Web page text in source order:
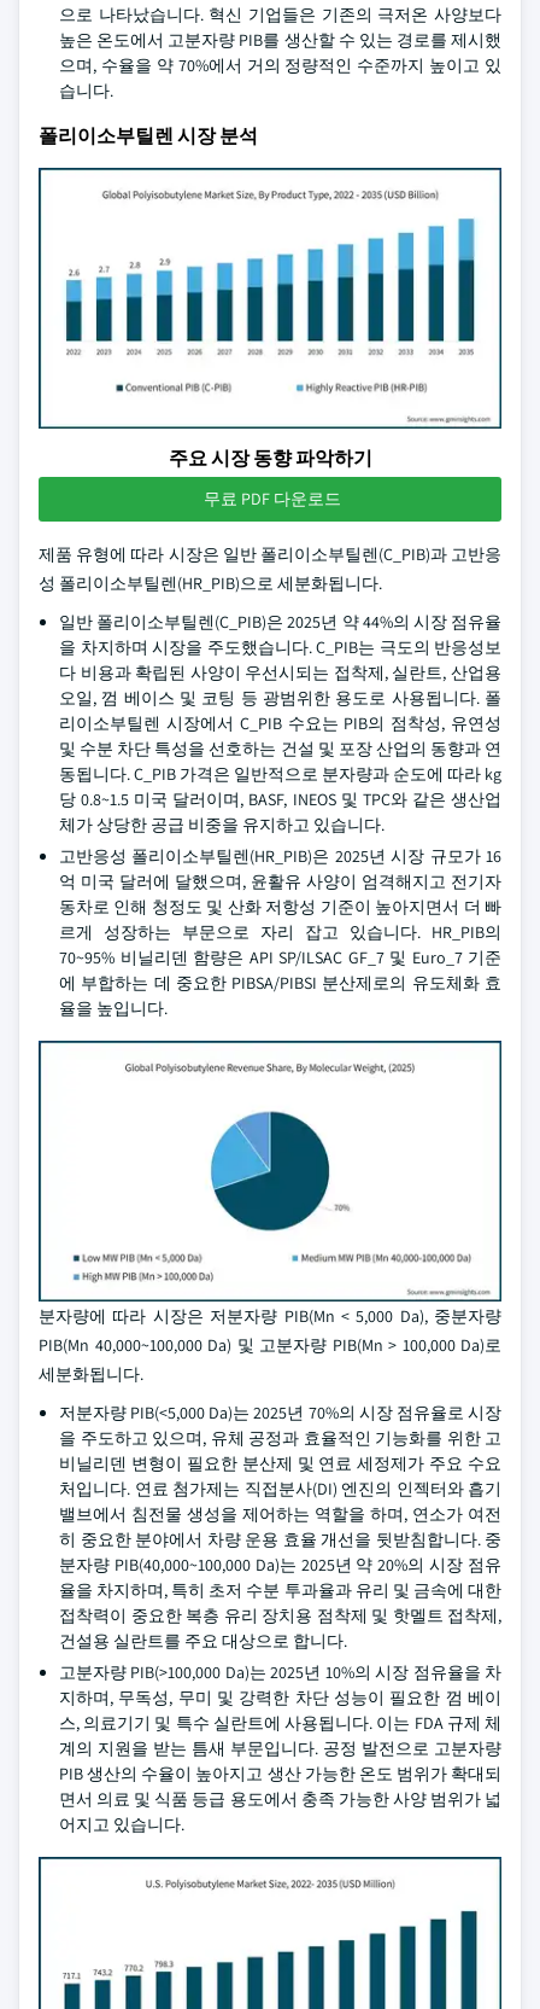
으로 나타났습니다. 혁신 기업들은 기존의 극저온 사양보다
높은 온도에서 고분자량 PIB를 생산할 수 있는 경로를 제시했
으며, 수율을 약 70%에서 거의 정량적인 수준까지 높이고 있
습니다.
폴리이소부틸렌 시장 분석
주요 시장 동향 파악하기
무료 PDF 다운로드
제품 유형에 따라 시장은 일반 폴리이소부틸렌(C_PIB)과 고반응
성 폴리이소부틸렌(HR_PIB)으로 세분화됩니다.
일반 폴리이소부틸렌(C_PIB)은 2025년 약 44%의 시장 점유율
을 차지하며 시장을 주도했습니다. C_PIB는 극도의 반응성보
다 비용과 확립된 사양이 우선시되는 접착제, 실란트, 산업용
오일, 껌 베이스 및 코팅 등 광범위한 용도로 사용됩니다. 폴
리이소부틸렌 시장에서 C_PIB 수요는 PIB의 점착성, 유연성
및 수분 차단 특성을 선호하는 건설 및 포장 산업의 동향과 연
동됩니다. C_PIB 가격은 일반적으로 분자량과 순도에 따라 kg
당 0.8~1.5 미국 달러이며, BASF, INEOS 및 TPC와 같은 생산업
체가 상당한 공급 비중을 유지하고 있습니다.
고반응성 폴리이소부틸렌(HR_PIB)은 2025년 시장 규모가 16
억 미국 달러에 달했으며, 윤활유 사양이 엄격해지고 전기자
동차로 인해 청정도 및 산화 저항성 기준이 높아지면서 더 빠
르게 성장하는 부문으로 자리 잡고 있습니다. HR_PIB의
70~95% 비닐리덴 함량은 API SP/ILSAC GF_7 및 Euro_7 기준
에 부합하는 데 중요한 PIBSA/PIBSI 분산제로의 유도체화 효
율을 높입니다.
분자량에 따라 시장은 저분자량 PIB(Mn < 5,000 Da), 중분자량
PIB(Mn 40,000~100,000 Da) 및 고분자량 PIB(Mn > 100,000 Da)로
세분화됩니다.
저분자량 PIB(<5,000 Da)는 2025년 70%의 시장 점유율로 시장
을 주도하고 있으며, 유체 공정과 효율적인 기능화를 위한 고
비닐리덴 변형이 필요한 분산제 및 연료 세정제가 주요 수요
처입니다. 연료 첨가제는 직접분사(DI) 엔진의 인젝터와 흡기
밸브에서 침전물 생성을 제어하는 역할을 하며, 연소가 여전
히 중요한 분야에서 차량 운용 효율 개선을 뒷받침합니다. 중
분자량 PIB(40,000~100,000 Da)는 2025년 약 20%의 시장 점유
율을 차지하며, 특히 초저 수분 투과율과 유리 및 금속에 대한
접착력이 중요한 복층 유리 장치용 점착제 및 핫멜트 접착제,
건설용 실란트를 주요 대상으로 합니다.
고분자량 PIB(>100,000 Da)는 2025년 10%의 시장 점유율을 차
지하며, 무독성, 무미 및 강력한 차단 성능이 필요한 껌 베이
스, 의료기기 및 특수 실란트에 사용됩니다. 이는 FDA 규제 체
계의 지원을 받는 틈새 부문입니다. 공정 발전으로 고분자량
PIB 생산의 수율이 높아지고 생산 가능한 온도 범위가 확대되
면서 의료 및 식품 등급 용도에서 충족 가능한 사양 범위가 넓
어지고 있습니다.